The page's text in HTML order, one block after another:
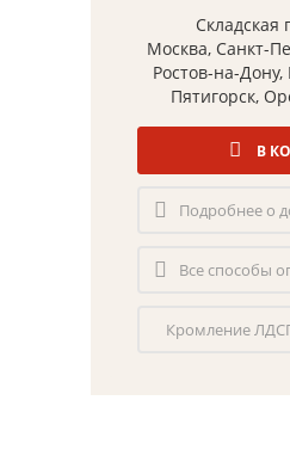
Складская
Москва, Санкт-
Ростов-на-
Пятигорск,
В
Подробнее о
Все способы
Кромление